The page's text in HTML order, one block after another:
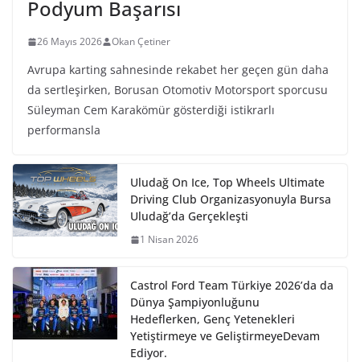
Podyum Başarısı
26 Mayıs 2026 Okan Çetiner
Avrupa karting sahnesinde rekabet her geçen gün daha
da sertleşirken, Borusan Otomotiv Motorsport sporcusu
Süleyman Cem Karakömür gösterdiği istikrarlı
performansla
Uludağ On Ice, Top Wheels Ultimate
Driving Club Organizasyonuyla Bursa
Uludağ’da Gerçekleşti
1 Nisan 2026
Castrol Ford Team Türkiye 2026’da da
Dünya Şampiyonluğunu
Hedeflerken, Genç Yetenekleri
Yetiştirmeye ve GeliştirmeyeDevam
Ediyor.